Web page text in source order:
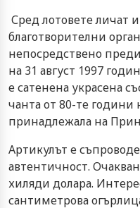
Сред лотовете личат
благотворителни
непосредствено
на 31 август 1997
е сатенена украсена
чанта от 80-те години
принадлежала на
Артикулът е
автентичност.
хиляди долара.
сантиметрова